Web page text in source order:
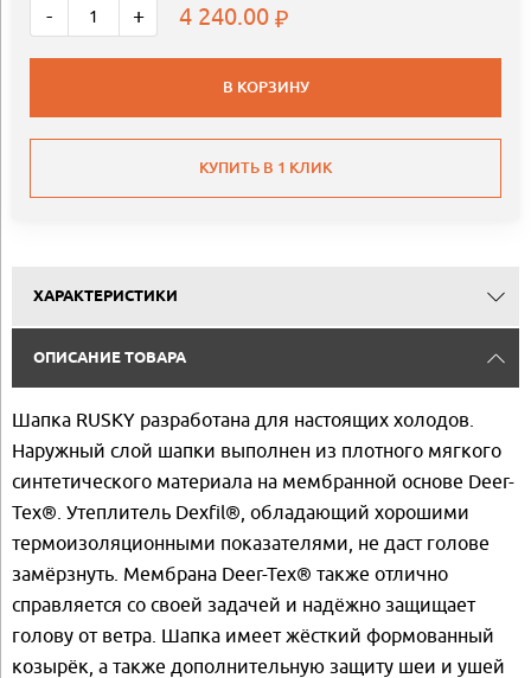
- + 4 240.00
В КОРЗИНУ
КУПИТЬ В 1 КЛИК
ХАРАКТЕРИСТИКИ
ОПИСАНИЕ ТОВАРА
Шапка RUSKY разработана для настоящих холодов.
Наружный слой шапки выполнен из плотного мягкого
синтетического материала на мембранной основе Deer-
Tex®. Утеплитель Dexfil®, обладающий хорошими
термоизоляционными показателями, не даст голове
замёрзнуть. Мембрана Deer-Tex® также отлично
справляется со своей задачей и надёжно защищает
голову от ветра. Шапка имеет жёсткий формованный
козырёк, а также дополнительную защиту шеи и ушей